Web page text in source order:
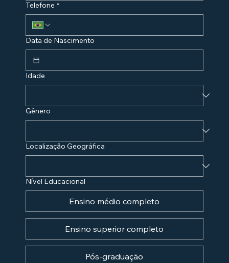
Telefone *
Data de Nascimento
Idade
Gênero
Localização Geográfica
Nível Educacional
Ensino médio completo
Ensino superior completo
Pós-graduação